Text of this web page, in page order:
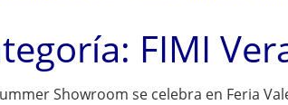
FIMI
Showroom se celebra en Feria